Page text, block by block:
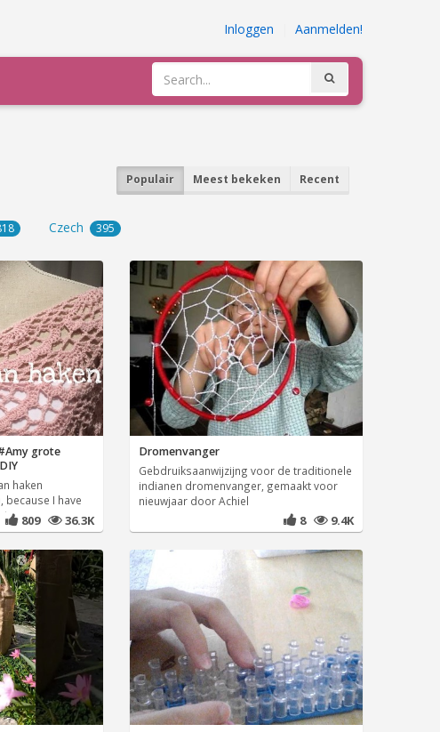
Inloggen Aanmelden!
Populair Meest bekeken Recent
Czech 395
grote
haken
because I have
to 809 36.3K
Dromenvanger
Gebdruiksaanwijzijng voor de traditionele
indianen dromenvanger, gemaakt voor
nieuwjaar door Achiel
8 9.4K